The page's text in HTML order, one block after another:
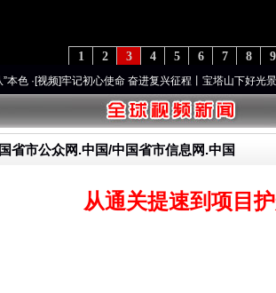
9
8
7
6
5
4
3
2
1
牢记初心使命 奋进复兴征程丨宝塔山下好光景..·[视频]因
省市公众网.中国/中国省市信息网.中国
从通关提速到项目